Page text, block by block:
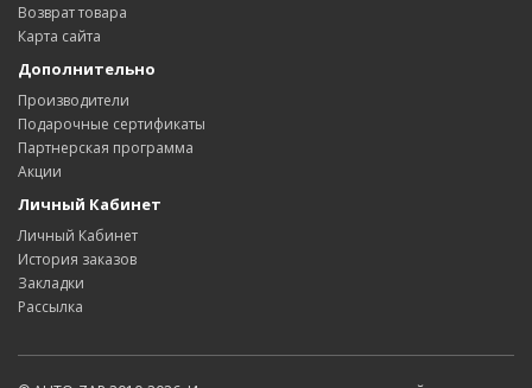
Возврат товара
Карта сайта
Дополнительно
Производители
Подарочные сертификаты
Партнерская программа
Акции
Личный Кабинет
Личный Кабинет
История заказов
Закладки
Рассылка